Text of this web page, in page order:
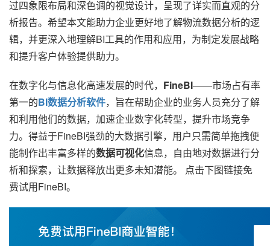
过四象限布局和深色调的视觉设计，呈现了详实而直观的分
析报告。希望本文能助力企业更好地了解物流数据分析的逻
辑，并更深入地理解BI工具的作用和应用，为制定发展战略
和提升客户体验提供助力。
在数字化与信息化高速发展的时代， FineBI——市场占有率
第一的BI数据分析软件，旨在帮助企业的业务人员充分了解
和利用他们的数据，加速企业数字化转型，提升市场竞争
力。得益于FineBI强劲的大数据引擎，用户只需简单拖拽便
能制作出丰富多样的数据可视化信息，自由地对数据进行分
析和探索，让数据释放出更多未知潜能。 点击下图链接免
费试用FineBI。